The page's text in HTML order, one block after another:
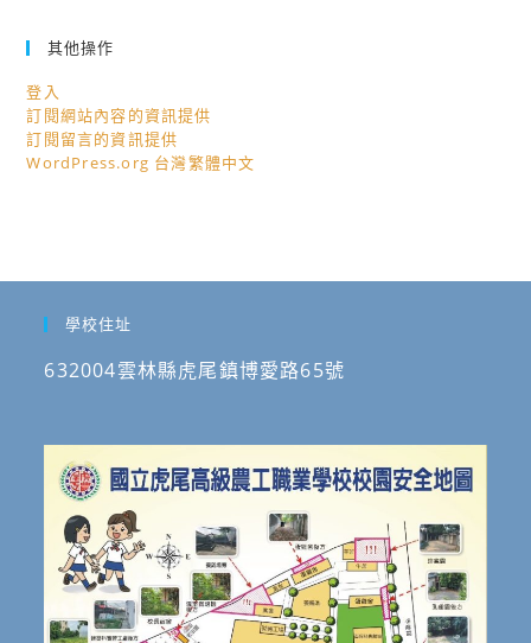
其他操作
登入
訂閱網站內容的資訊提供
訂閱留言的資訊提供
WordPress.org 台灣繁體中文
學校住址
632004雲林縣虎尾鎮博愛路65號